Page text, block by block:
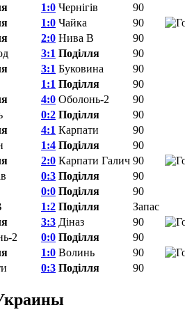
1:0 Чернігів
90
1:0 Чайка 90
2:0 Нива В
90
3:1 Поділля
90
3:1 Буковина
90
1:1 Поділля
90
4:0 Оболонь-2
90
0:2 Поділля
90
4:1 Карпати
90
1:4 Поділля
90
2:0 Карпати Галич 90
0:3 Поділля
90
0:0 Поділля
90
1:2 Поділля
Запас
3:3 Діназ 90
2 0:0 Поділля
90
1:0 Волинь 90
0:3 Поділля 90